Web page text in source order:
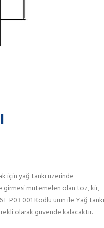
için yağ tankı üzerinde
girmesi mutemelen olan toz, kir,
P03 001 Kodlu ürün ile Yağ tankı
olarak güvende kalacaktır.